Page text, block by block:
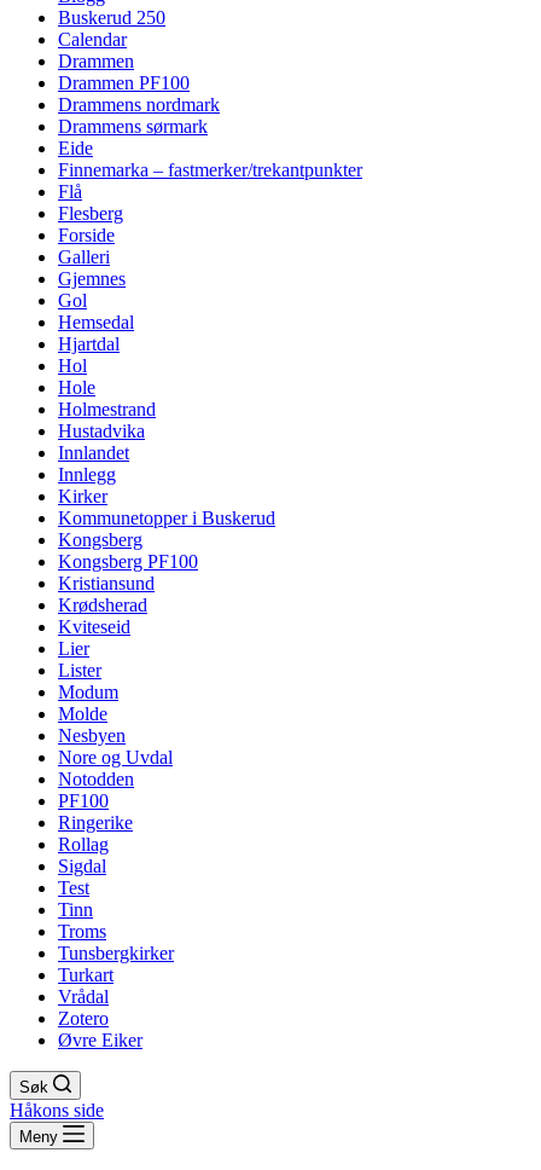
Buskerud 250
Calendar
Drammen
Drammen PF100
Drammens nordmark
Drammens sørmark
Eide
Finnemarka – fastmerker/trekantpunkter
Flå
Flesberg
Forside
Galleri
Gjemnes
Gol
Hemsedal
Hjartdal
Hol
Hole
Holmestrand
Hustadvika
Innlandet
Innlegg
Kirker
Kommunetopper i Buskerud
Kongsberg
Kongsberg PF100
Kristiansund
Krødsherad
Kviteseid
Lier
Lister
Modum
Molde
Nesbyen
Nore og Uvdal
Notodden
PF100
Ringerike
Rollag
Sigdal
Test
Tinn
Troms
Tunsbergkirker
Turkart
Vrådal
Zotero
Øvre Eiker
Søk
Håkons side
Meny